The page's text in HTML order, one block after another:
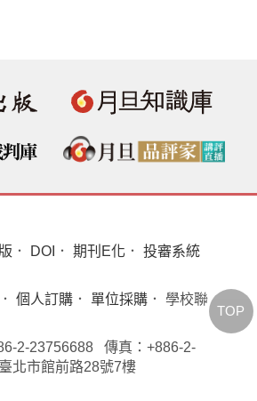
． DOI ． 期刊E化 ． 投審系統
． 個人訂購 ． 單位採購 ． 學校聯
2-23756688 傳真：+886-2-
北市館前路28號7樓
TOP